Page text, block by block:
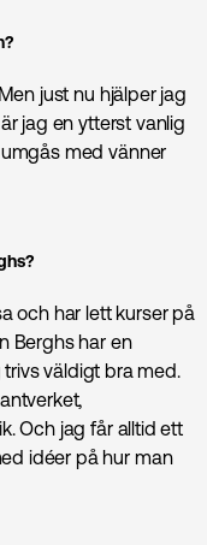
just nu hjälper jag
jag en ytterst vanlig
med vänner
och har lett kurser på
Berghs har en
väldigt bra med.
Och jag får alltid ett
idéer på hur man